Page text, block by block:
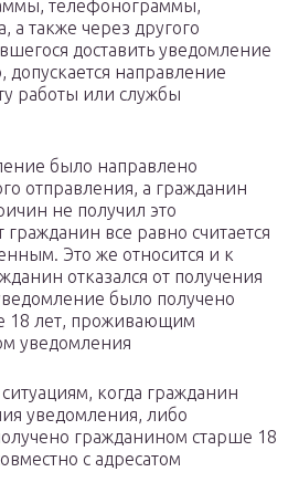
телефонограммы,
а также через другого
доставить уведомление
допускается направление
работы или службы
было направлено
отправления, а гражданин
не получил это
гражданин все равно считается
Это же относится и к
отказался от получения
было получено
18 лет, проживающим
уведомления
когда гражданин
уведомления, либо
гражданином старше 18
с адресатом